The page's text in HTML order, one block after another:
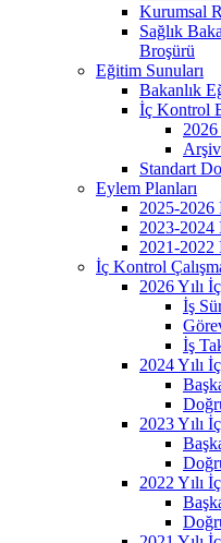
Kurumsal
Sağlık
Broşürü
Eğitim Sunuları
Bakanlık
İç Kontrol
2026
Standart
Eylem Planları
2025-2026
2023-2024
2021-2022
İç Kontrol
2026 Yılı
İş
İş
2024 Yılı
2023 Yılı
2022 Yılı